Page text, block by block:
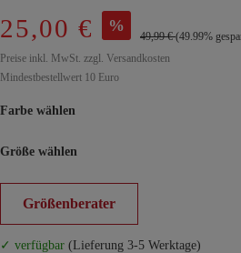
25,00 € %
49,99 €(49.99%
Preise inkl. MwSt. zzgl. Versandkosten
Mindestbestellwert 10 Euro
Farbe wählen
Größe wählen
Größenberater
✓ verfügbar (Lieferung 3-5 Werktage)